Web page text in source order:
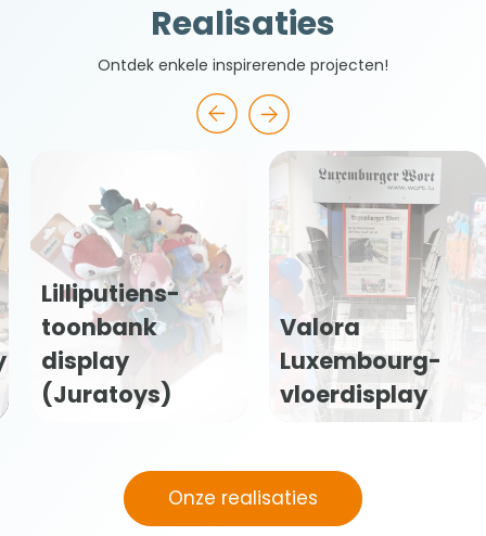
Realisaties
Ontdek enkele inspirerende projecten!
Valora
Luxembourg-
vloerdisplay
Chandon
Garden Spritz
vloerdisplay
(Moët
Hennessy)
Onze realisaties